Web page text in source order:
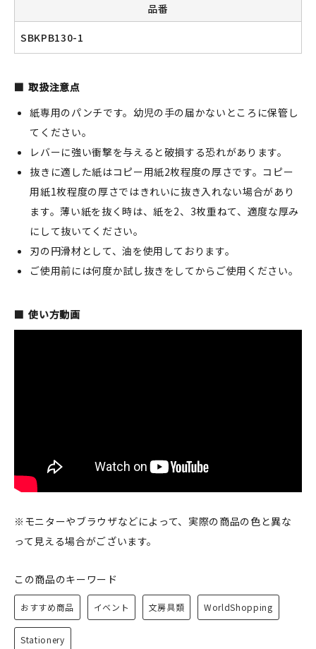
マイアカウント
カートを見る
お買い物ガイド
よくある質問
お問い合わせ
品番
SBKPB130-1
取扱注意点
紙専用のパンチです。幼児の手の届かないところに保管し
てください。
レバーに強い衝撃を与えると破損する恐れがあります。
抜きに適した紙はコピー用紙2枚程度の厚さです。コピー
用紙1枚程度の厚さではきれいに抜き入れない場合があり
ます。薄い紙を抜く時は、紙を2、3枚重ねて、適度な厚み
にして抜いてください。
刃の円滑材として、油を使用しております。
ご使用前には何度か試し抜きをしてからご使用ください。
使い方動画
※モニターやブラウザなどによって、実際の商品の色と異な
って見える場合がございます。
この商品のキーワード
おすすめ商品 イベント 文房具類 WorldShopping
Stationery